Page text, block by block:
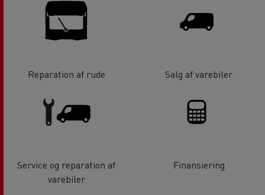
Reparation af rude Salg af varebiler
Service og reparation af
varebiler
Finansiering